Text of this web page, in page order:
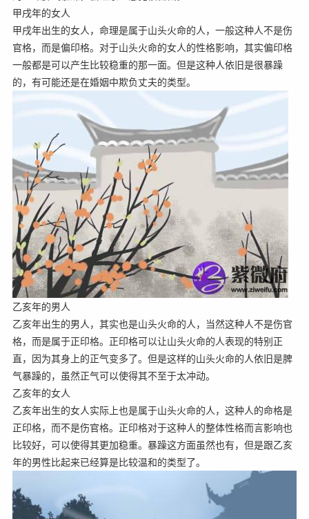
甲戌年的女人
甲戌年出生的女人，命理是属于山头火命的人，一般这种人不是伤
官格，而是偏印格。对于山头火命的女人的性格影响，其实偏印格
一般都是可以产生比较稳重的那一面。但是这种人依旧是很暴躁
的，有可能还是在婚姻中欺负丈夫的类型。
乙亥年的男人
乙亥年出生的男人，其实也是山头火命的人，当然这种人不是伤官
格，而是属于正印格。正印格可以让山头火命的人表现的特别正
直，因为其身上的正气变多了。但是这样的山头火命的人依旧是脾
气暴躁的，虽然正气可以使得其不至于太冲动。
乙亥年的女人
乙亥年出生的女人实际上也是属于山头火命的人，这种人的命格是
正印格，而不是伤官格。正印格对于这种人的整体性格而言影响也
比较好，可以使得其更加稳重。暴躁这方面虽然也有，但是跟乙亥
年的男性比起来已经算是比较温和的类型了。